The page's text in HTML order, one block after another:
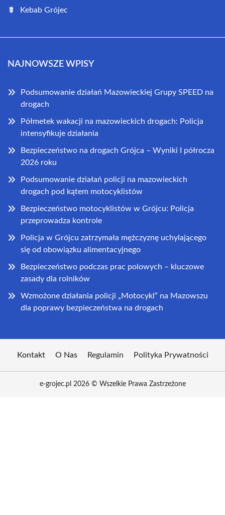
Kebab Grójec
NAJNOWSZE WPISY
Podsumowanie działań Mazowieckiej Grupy SPEED na
drogach
Półmetek wakacji na mazowieckich drogach: Policja
intensyfikuje działania
Bezpieczeństwo na drogach Grójca – Wyniki I półrocza
2026 roku
Podsumowanie działań policji na mazowieckich
drogach pod kątem motocyklistów
Bezpieczeństwo motocyklistów w Grójcu: Policja
przeprowadza kontrole
Policja w Grójcu zatrzymała mężczyznę uchylającego
się od obowiązku alimentacyjnego
Bezpieczeństwo podczas prac polowych – kluczowe
zasady dla rolników
Wzmożone działania policji „Motocykl” na Mazowszu
dla poprawy bezpieczeństwa na drogach
Kontakt O Nas Regulamin Polityka Prywatności
e-grojec.pl 2026 © Wszelkie Prawa Zastrzeżone